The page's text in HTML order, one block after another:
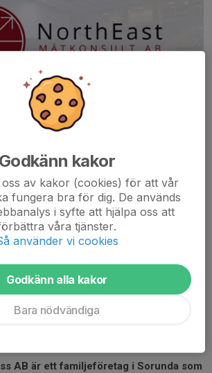
AB erbjuder mättjänster till både
hela byggprocessen. Läs mer
AB är ett familjeföretag i Sorunda som
Godkänn kakor
av kakor (cookies) för att vår
fungera bra för dig. De används
i syfte att hjälpa oss att
våra tjänster.
använder vi cookies
Godkänn alla kakor
Bara nödvändiga